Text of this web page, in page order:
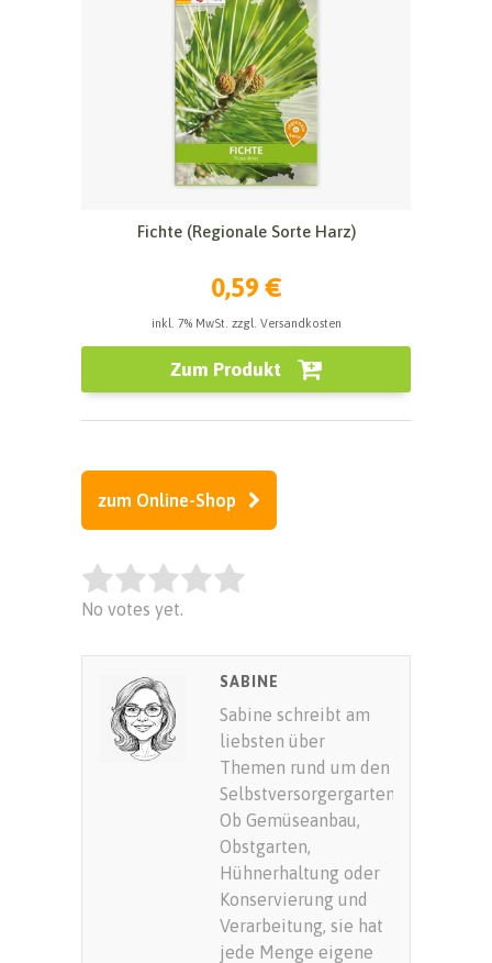
Fichte (Regionale Sorte Harz)
0,59 €
inkl. 7% MwSt. zzgl. Versandkosten
Zum Produkt
zum Online-Shop
Rate this item:
SUBMIT RATING
No votes yet.
SABINE
Sabine schreibt am
liebsten über
Themen rund um den
Selbstversorgergarten.
Ob Gemüseanbau,
Obstgarten,
Hühnerhaltung oder
Konservierung und
Verarbeitung, sie hat
jede Menge eigene